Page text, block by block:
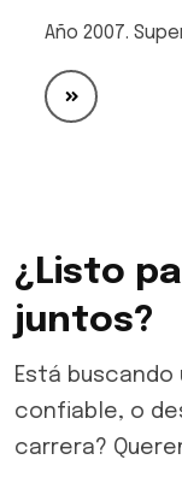
Año 2007.
¿Listo
juntos?
Está
confiable, o
carrera?